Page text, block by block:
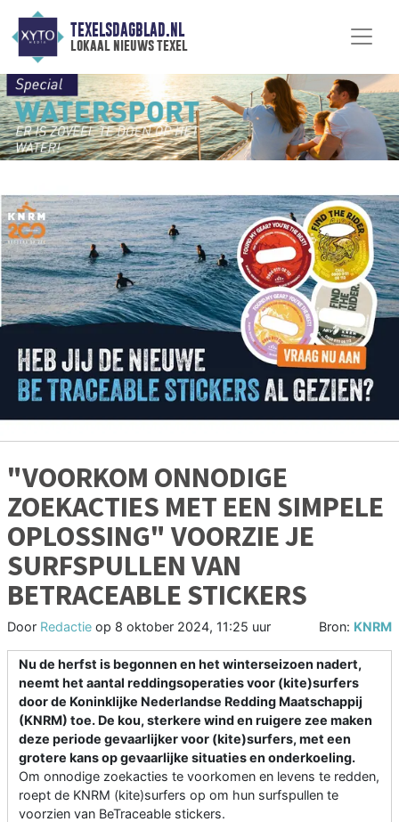
TEXELSDAGBLAD.NL
lokaal nieuws texel
"VOORKOM ONNODIGE
ZOEKACTIES MET EEN SIMPELE
OPLOSSING" VOORZIE JE
SURFSPULLEN VAN
BETRACEABLE STICKERS
Door Redactie op 8 oktober 2024, 11:25 uur Bron: KNRM
Nu de herfst is begonnen en het winterseizoen nadert,
neemt het aantal reddingsoperaties voor (kite)surfers
door de Koninklijke Nederlandse Redding Maatschappij
(KNRM) toe. De kou, sterkere wind en ruigere zee maken
deze periode gevaarlijker voor (kite)surfers, met een
grotere kans op gevaarlijke situaties en onderkoeling.
Om onnodige zoekacties te voorkomen en levens te redden,
roept de KNRM (kite)surfers op om hun surfspullen te
voorzien van BeTraceable stickers.